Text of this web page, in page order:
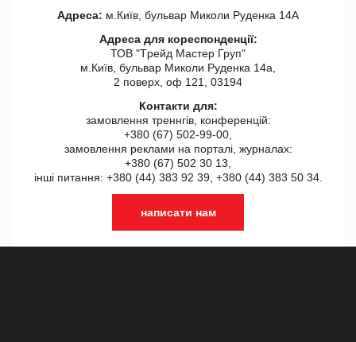
Адреса: м.Київ, бульвар Миколи Руденка 14А
Адреса для кореспонденції:
ТОВ "Tрейд Мастер Груп"
м.Київ, бульвар Миколи Руденка 14а,
2 поверх, оф 121, 03194
Контакти для:
замовлення треннгів, конференцій:
+380 (67) 502-99-00,
замовлення реклами на порталі, журналах:
+380 (67) 502 30 13,
інші питання: +380 (44) 383 92 39, +380 (44) 383 50 34.
написати нам